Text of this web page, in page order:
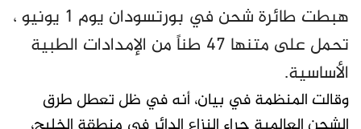
هبطت طائرة شحن في بورتسودان يوم 1 يونيو ،
تحمل على متنها 47 طناً من الإمدادات الطبية
الأساسية.
وقالت المنظمة في بيان، أنه في ظل تعطل طرق